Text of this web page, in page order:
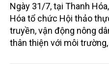
Ngày 31/7, tại Thanh
Hóa tổ chức Hội thảo
truyền, vận động nông
thân thiện với môi